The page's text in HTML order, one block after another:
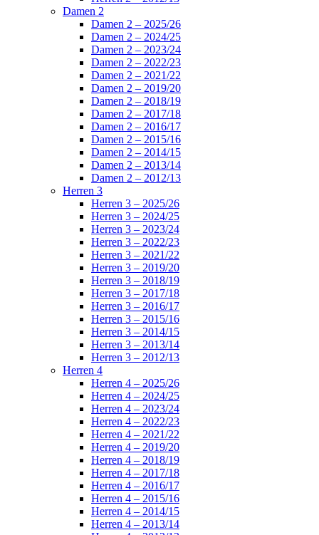
Damen 2
Damen 2 – 2025/26
Damen 2 – 2024/25
Damen 2 – 2023/24
Damen 2 – 2022/23
Damen 2 – 2021/22
Damen 2 – 2019/20
Damen 2 – 2018/19
Damen 2 – 2017/18
Damen 2 – 2016/17
Damen 2 – 2015/16
Damen 2 – 2014/15
Damen 2 – 2013/14
Damen 2 – 2012/13
Herren 3
Herren 3 – 2025/26
Herren 3 – 2024/25
Herren 3 – 2023/24
Herren 3 – 2022/23
Herren 3 – 2021/22
Herren 3 – 2019/20
Herren 3 – 2018/19
Herren 3 – 2017/18
Herren 3 – 2016/17
Herren 3 – 2015/16
Herren 3 – 2014/15
Herren 3 – 2013/14
Herren 3 – 2012/13
Herren 4
Herren 4 – 2025/26
Herren 4 – 2024/25
Herren 4 – 2023/24
Herren 4 – 2022/23
Herren 4 – 2021/22
Herren 4 – 2019/20
Herren 4 – 2018/19
Herren 4 – 2017/18
Herren 4 – 2016/17
Herren 4 – 2015/16
Herren 4 – 2014/15
Herren 4 – 2013/14